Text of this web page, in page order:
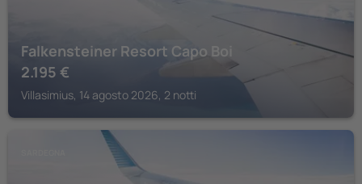
Falkensteiner Resort Capo Boi
2.195 €
Villasimius, 14 agosto 2026, 2 notti